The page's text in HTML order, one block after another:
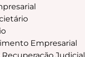
Empresarial